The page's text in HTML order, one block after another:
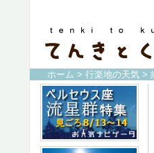
ホーム > 行楽地の天気 >